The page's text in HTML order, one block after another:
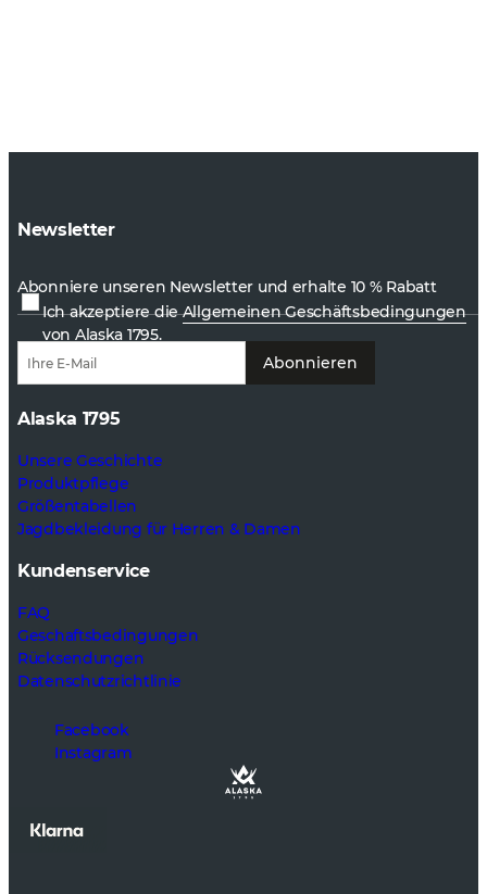
Newsletter
Abonniere unseren Newsletter und erhalte 10 % Rabatt
Ich akzeptiere dieAllgemeinen Geschäftsbedingungen
von Alaska 1795.
Abonnieren
Alaska 1795
Unsere Geschichte
Produktpflege
Größentabellen
Jagdbekleidung für Herren & Damen
Kundenservice
FAQ
Geschaftsbedingungen
Rücksendungen
Datenschutzrichtlinie
Facebook
Instagram